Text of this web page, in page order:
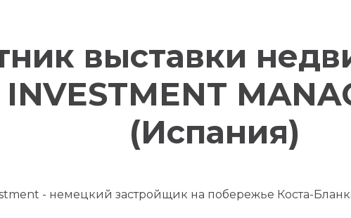
выставки
(Испания)
- немецкий застройщик на побережье Коста-